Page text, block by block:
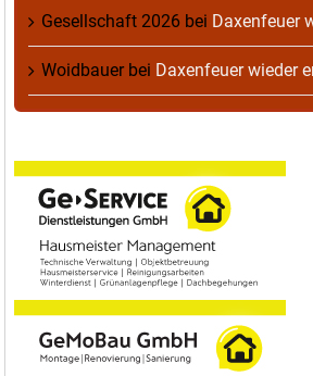
Gesellschaft 2026 bei Daxenfeuer
Woidbauerbei Daxenfeuer wieder